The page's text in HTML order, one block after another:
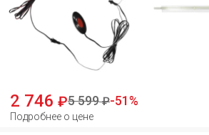
2 746 5 599 51
Подробнее о цене